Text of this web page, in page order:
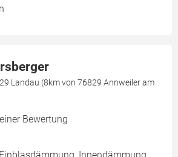
Landau (8km von 76829 Annweiler am
Bewertung